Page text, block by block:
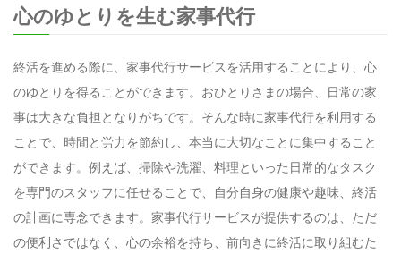
心のゆとりを生む家事代行
終活を進める際に、家事代行サービスを活用することにより、心
のゆとりを得ることができます。おひとりさまの場合、日常の家
事は大きな負担となりがちです。そんな時に家事代行を利用する
ことで、時間と労力を節約し、本当に大切なことに集中すること
ができます。例えば、掃除や洗濯、料理といった日常的なタスク
を専門のスタッフに任せることで、自分自身の健康や趣味、終活
の計画に専念できます。家事代行サービスが提供するのは、ただ
の便利さではなく、心の余裕を持ち、前向きに終活に取り組むた